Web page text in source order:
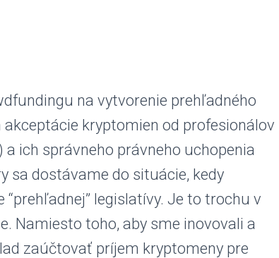
na vytvorenie prehľadného
kryptomien od profesionálov
a ich správneho právneho uchopenia
sa dostávame do situácie, kedy
legislatívy. Je to trochu v
Namiesto toho, aby sme inovovali a
zaúčtovať príjem kryptomeny pre